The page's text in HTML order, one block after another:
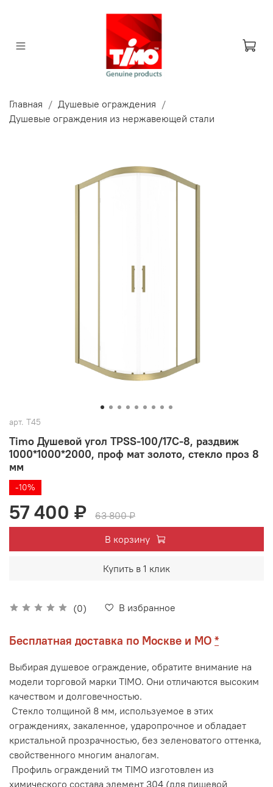
Главная
Душевые ограждения
Душевые ограждения из нержавеющей стали
арт. T45
Timo Душевой угол TPSS-100/17C-8, раздвиж
1000*1000*2000, проф мат золото, стекло проз 8
мм
(0) В избранное
-10%
57 400 ₽
63 800 ₽
В корзину
Купить в 1 клик
Бесплатная доставка по Москве и МО *
Выбирая душевое ограждение, обратите внимание на
модели торговой марки TIMO. Они отличаются высоким
качеством и долговечностью.
Стекло толщиной 8 мм, используемое в этих
ограждениях, закаленное, ударопрочное и обладает
кристальной прозрачностью, без зеленоватого оттенка,
свойственного многим аналогам.
Профиль ограждений тм TIMO изготовлен из
химического состава элемент 304 (для пищевой